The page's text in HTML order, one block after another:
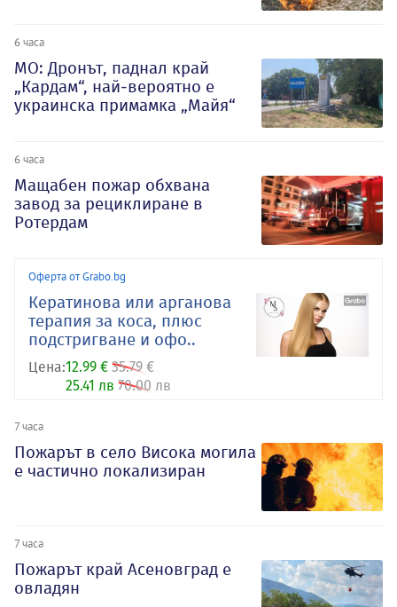
6 часа
МО: Дронът, паднал край
„Кардам“, най-вероятно е
украинска примамка „Майя“
6 часа
Мащабен пожар обхвана
завод за рециклиране в
Ротердам
Оферта от Grabo.bg
Кератинова или арганова
терапия за коса, плюс
подстригване и офо..
Цена:12.99 € 35.79 €
25.41 лв 70.00 лв
7 часа
Пожарът в село Висока могила
е частично локализиран
7 часа
Пожарът край Асеновград е
овладян